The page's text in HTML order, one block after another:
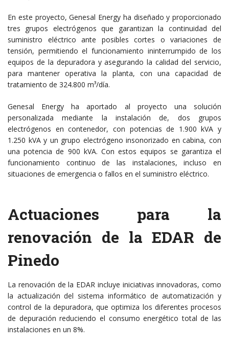
En este proyecto, Genesal Energy ha diseñado y proporcionado
tres grupos electrógenos que garantizan la continuidad del
suministro eléctrico ante posibles cortes o variaciones de
tensión, permitiendo el funcionamiento ininterrumpido de los
equipos de la depuradora y asegurando la calidad del servicio,
para mantener operativa la planta, con una capacidad de
tratamiento de 324.800 m³/día.
Genesal Energy ha aportado al proyecto una solución
personalizada mediante la instalación de, dos grupos
electrógenos en contenedor, con potencias de 1.900 kVA y
1.250 kVA y un grupo electrógeno insonorizado en cabina, con
una potencia de 900 kVA. Con estos equipos se garantiza el
funcionamiento continuo de las instalaciones, incluso en
situaciones de emergencia o fallos en el suministro eléctrico.
Actuaciones para la
renovación de la EDAR de
Pinedo
La renovación de la EDAR incluye iniciativas innovadoras, como
la actualización del sistema informático de automatización y
control de la depuradora, que optimiza los diferentes procesos
de depuración reduciendo el consumo energético total de las
instalaciones en un 8%.